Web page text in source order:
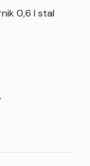
0,6 l stal